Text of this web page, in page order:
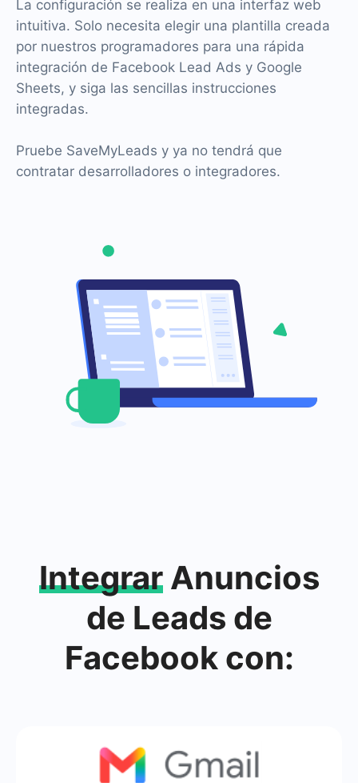
La configuración se realiza en una interfaz web
intuitiva. Solo necesita elegir una plantilla creada
por nuestros programadores para una rápida
integración de Facebook Lead Ads y Google
Sheets, y siga las sencillas instrucciones
integradas.
Pruebe SaveMyLeads y ya no tendrá que
contratar desarrolladores o integradores.
IntegrarAnuncios
de Leads de
Facebook con: